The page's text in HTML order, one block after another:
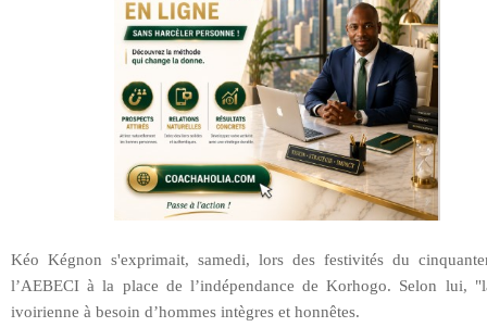
Kéo Kégnon s'exprimait, samedi, lors des festivités du
l’AEBECI à la place de l’indépendance de Korhogo. Selon lui,
ivoirienne à besoin d’hommes intègres et honnêtes.